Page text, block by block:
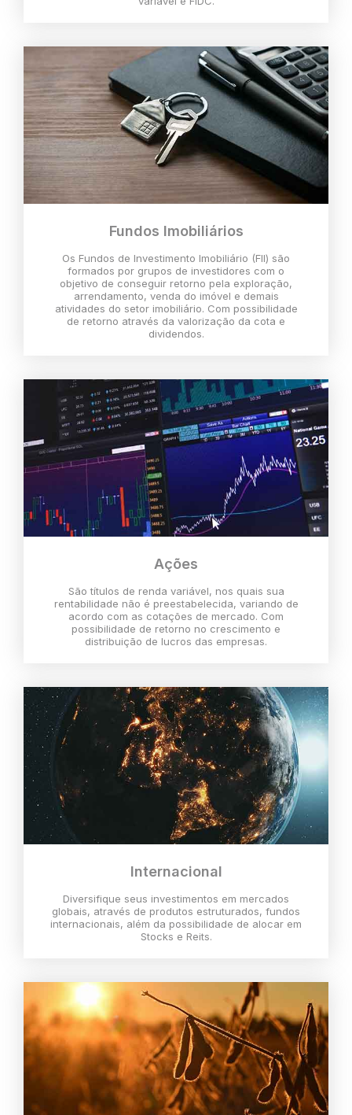
Fundos Imobiliários
Os Fundos de Investimento Imobiliário (FII) são
formados por grupos de investidores com o
objetivo de conseguir retorno pela exploração,
arrendamento, venda do imóvel e demais
atividades do setor imobiliário. Com possibilidade
de retorno através da valorização da cota e
dividendos.
Ações
São títulos de renda variável, nos quais sua
rentabilidade não é preestabelecida, variando de
acordo com as cotações de mercado. Com
possibilidade de retorno no crescimento e
distribuição de lucros das empresas.
Internacional
Diversifique seus investimentos em mercados
globais, através de produtos estruturados, fundos
internacionais, além da possibilidade de alocar em
Stocks e Reits.